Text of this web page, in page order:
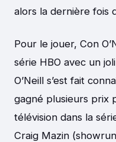
alors la dernière fois
Pour le jouer, Con
série HBO avec un
O’Neill s’est fait
gagné plusieurs prix
télévision dans la
Craig Mazin